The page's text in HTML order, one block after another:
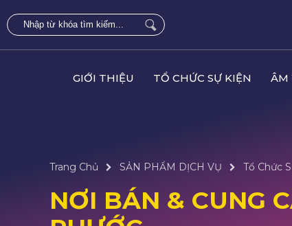
GIỚI THIỆU TỔ CHỨC SỰ KIỆN ÂM
Trang Chủ SẢN PHẨM DỊCH VỤ Tổ Chức
NƠI BÁN & CUNG